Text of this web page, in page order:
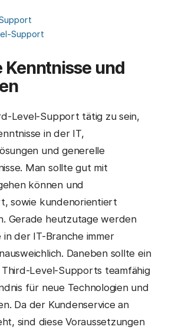
Support
Kenntnisse und
Level-Support tätig zu sein,
in der IT,
und generelle
Man sollte gut mit
können und
sowie kundenorientiert
Gerade heutzutage werden
in der IT-Branche immer
Daneben sollte ein
Level-Supports teamfähig
für neue Technologien und
Da der Kundenservice an
sind diese Voraussetzungen